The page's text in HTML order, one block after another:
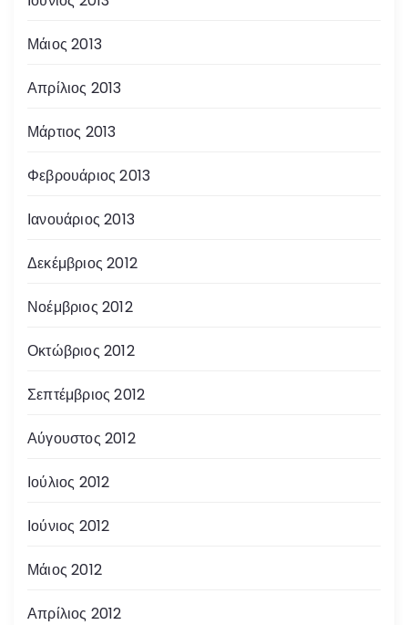
Μάιος 2013
Απρίλιος 2013
Μάρτιος 2013
Φεβρουάριος 2013
Ιανουάριος 2013
Δεκέμβριος 2012
Νοέμβριος 2012
Οκτώβριος 2012
Σεπτέμβριος 2012
Αύγουστος 2012
Ιούλιος 2012
Ιούνιος 2012
Μάιος 2012
Απρίλιος 2012